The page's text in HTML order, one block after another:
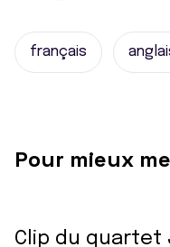
français
Pour mieux
Clip du quartet